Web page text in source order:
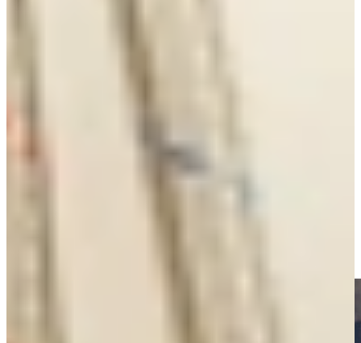
voorkant van de uitloop. Voor extra gebruiksgemak en een moderne
uitstraling in de keuken. Verkrijgbaar in finishes RVS, zwart,